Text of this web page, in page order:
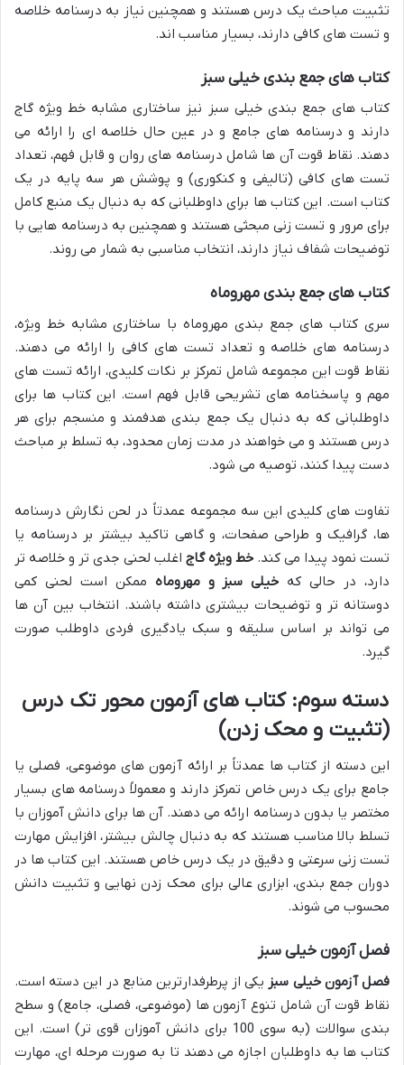
تثبیت مباحث یک درس هستند و همچنین نیاز به درسنامه خلاصه
و تست های کافی دارند، بسیار مناسب اند.
کتاب های جمع بندی خیلی سبز
کتاب های جمع بندی خیلی سبز نیز ساختاری مشابه خط ویژه گاج
دارند و درسنامه های جامع و در عین حال خلاصه ای را ارائه می
دهند. نقاط قوت آن ها شامل درسنامه های روان و قابل فهم، تعداد
تست های کافی (تالیفی و کنکوری) و پوشش هر سه پایه در یک
کتاب است. این کتاب ها برای داوطلبانی که به دنبال یک منبع کامل
برای مرور و تست زنی مبحثی هستند و همچنین به درسنامه هایی با
توضیحات شفاف نیاز دارند، انتخاب مناسبی به شمار می روند.
کتاب های جمع بندی مهروماه
سری کتاب های جمع بندی مهروماه با ساختاری مشابه خط ویژه،
درسنامه های خلاصه و تعداد تست های کافی را ارائه می دهند.
نقاط قوت این مجموعه شامل تمرکز بر نکات کلیدی، ارائه تست های
مهم و پاسخنامه های تشریحی قابل فهم است. این کتاب ها برای
داوطلبانی که به دنبال یک جمع بندی هدفمند و منسجم برای هر
درس هستند و می خواهند در مدت زمان محدود، به تسلط بر مباحث
دست پیدا کنند، توصیه می شود.
تفاوت های کلیدی این سه مجموعه عمدتاً در لحن نگارش درسنامه
ها، گرافیک و طراحی صفحات، و گاهی تاکید بیشتر بر درسنامه یا
تست نمود پیدا می کند. خط ویژه گاج اغلب لحنی جدی تر و خلاصه تر
دارد، در حالی که خیلی سبز و مهروماه ممکن است لحنی کمی
دوستانه تر و توضیحات بیشتری داشته باشند. انتخاب بین آن ها
می تواند بر اساس سلیقه و سبک یادگیری فردی داوطلب صورت
گیرد.
دسته سوم: کتاب های آزمون محور تک درس
(تثبیت و محک زدن)
این دسته از کتاب ها عمدتاً بر ارائه آزمون های موضوعی، فصلی یا
جامع برای یک درس خاص تمرکز دارند و معمولاً درسنامه های بسیار
مختصر یا بدون درسنامه ارائه می دهند. آن ها برای دانش آموزان با
تسلط بالا مناسب هستند که به دنبال چالش بیشتر، افزایش مهارت
تست زنی سرعتی و دقیق در یک درس خاص هستند. این کتاب ها در
دوران جمع بندی، ابزاری عالی برای محک زدن نهایی و تثبیت دانش
محسوب می شوند.
فصل آزمون خیلی سبز
فصل آزمون خیلی سبز یکی از پرطرفدارترین منابع در این دسته است.
نقاط قوت آن شامل تنوع آزمون ها (موضوعی، فصلی، جامع) و سطح
بندی سوالات (به سوی 100 برای دانش آموزان قوی تر) است. این
کتاب ها به داوطلبان اجازه می دهند تا به صورت مرحله ای، مهارت